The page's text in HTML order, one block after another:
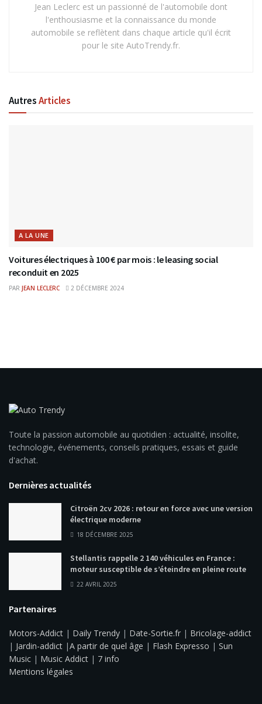
Jean Leclerc est un passionné de l'automobile dont
l'enthousiasme et la connaissance du monde
automobile se reflètent dans chaque article qu'il écrit
pour le site AutoTrendy.fr.
AutresArticles
A LA UNE
Voitures électriques à 100 € par mois : le leasing social
reconduit en 2025
PAR JEAN LECLERC 2 DÉCEMBRE 2024
Toute la passion automobile au quotidien : actualité, insolite,
technologie, événements, conseils pratiques, essais et guide
d'achat.
Dernières actualités
Citroën 2cv 2026 : retour en force avec une version
électrique moderne
18 DÉCEMBRE 2025
Stellantis rappelle 2 140 véhicules en France :
moteur susceptible de s’éteindre en pleine route
22 AVRIL 2025
Partenaires
Motors-Addict | Daily Trendy | Date-Sortie.fr | Bricolage-addict
| Jardin-addict |A partir de quel âge | Flash Expresso | Sun
Music | Music Addict | 7 info
Mentions légales